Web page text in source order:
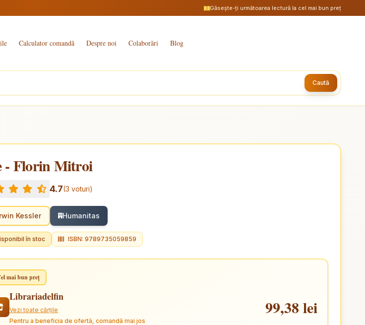
Găsește-ți următoarea lectură la cel mai bun preț
Calculator comandă Despre noi Colaborări Blog
Caută
- Florin Mitroi
4.7(3 voturi)
Kessler Humanitas
în stoc ISBN: 9789735059859
mai bun preț
Librariadelfin
Vezi toate cărțile
Pentru a beneficia de ofertă, comandă mai jos
99,38 lei